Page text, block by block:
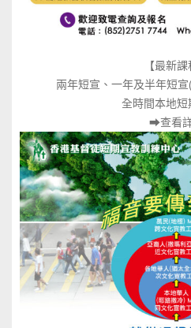
【最新課
兩年短宣、一年及半年短
全時間本地
⮕查看